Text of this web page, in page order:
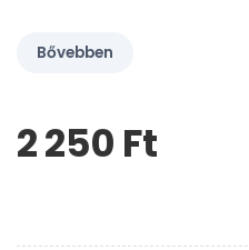
Bővebben
Kérem,
hagyja
2 250 Ft‎